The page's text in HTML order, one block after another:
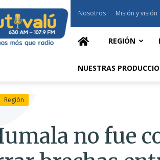
Nosotros Misión y visión
REGIÓN
NUESTRAS
Región
no fue